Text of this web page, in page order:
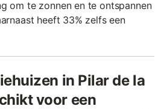
om te zonnen en te ontspannen
heeft 33% zelfs een
in Pilar de la
voor een